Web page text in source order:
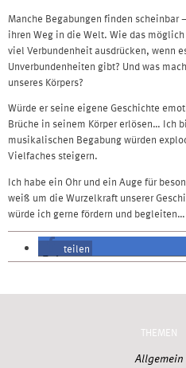
Manche Begabungen finden scheinbar
ihren Weg in die Welt. Wie das
viel Verbundenheit ausdrücken, wenn
Unverbundenheiten gibt? Und was
unseres Körpers?
Würde er seine eigene Geschichte
Brüche in seinem Körper erlösen… Ich
musikalischen Begabung würden
Vielfaches steigern.
Ich habe ein Ohr und ein Auge für
weiß um die Wurzelkraft unserer
würde ich gerne fördern und begleiten…
teilen
THEMEN
Allgemein